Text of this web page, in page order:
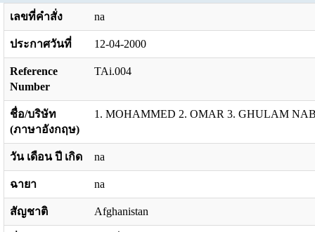
เลขที่คำสั่ง na
ประกาศวันที่ 12-04-2000
Reference
Number
TAi.004
ชื่อ/บริษัท
(ภาษาอังกฤษ)
1. MOHAMMED 2. OMAR 3. GHULAM
วัน เดือน ปี เกิด na
ฉายา na
สัญชาติ Afghanistan